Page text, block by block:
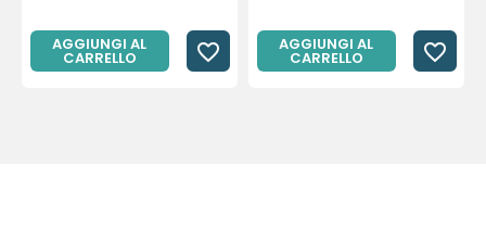
AGGIUNGI AL
CARRELLO favorite_border AGGIUNGI AL
CARRELLO favorite_border